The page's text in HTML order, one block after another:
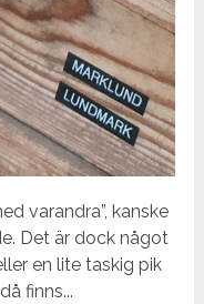
varandra”, kanske
Det är dock något
en lite taskig pik
finns...